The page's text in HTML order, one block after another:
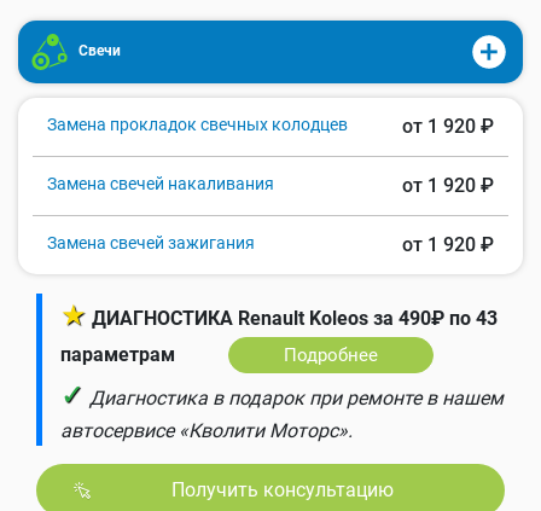
Свечи
Замена прокладок свечных колодцев от 1 920 ₽
Замена свечей накаливания от 1 920 ₽
Замена свечей зажигания от 1 920 ₽
★ ДИАГНОСТИКА Renault Koleos за 490₽ по 43
параметрам
Подробнее
✓ Диагностика в подарок при ремонте в нашем
автосервисе «Кволити Моторс».
Получить консультацию